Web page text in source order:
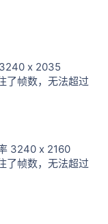
x 2035
了帧数，无法超过
3240 x 2160
了帧数，无法超过